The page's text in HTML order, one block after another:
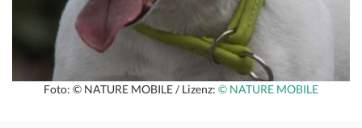
Foto: © NATURE MOBILE / Lizenz: © NATURE MOBILE